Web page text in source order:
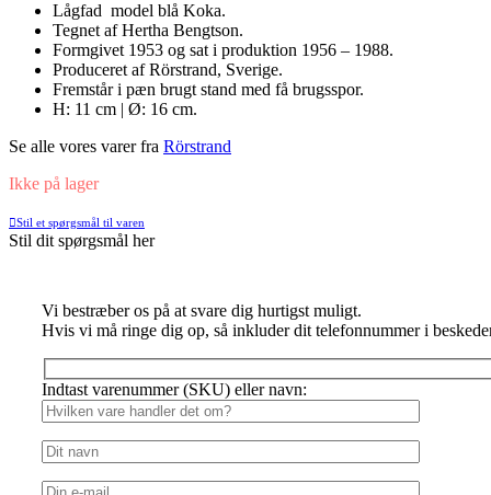
Lågfad model blå Koka.
Tegnet af Hertha Bengtson.
Formgivet 1953 og sat i produktion 1956 – 1988.
Produceret af Rörstrand, Sverige.
Fremstår i pæn brugt stand med få brugsspor.
H: 11 cm | Ø: 16 cm.
Se alle vores varer fra Rörstrand
Ikke på lager
Stil et spørgsmål til varen
Stil dit spørgsmål her
Vi bestræber os på at svare dig hurtigst muligt.
Hvis vi må ringe dig op, så inkluder dit telefonnummer i
Indtast varenummer (SKU) eller navn: